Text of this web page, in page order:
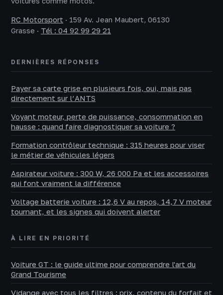
RC Motorsport · 159 Av. Jean Maubert, 06130
Grasse · Tél : 04 92 99 29 21
DERNIÈRES RÉPONSES
Payer sa carte grise en plusieurs fois, oui, mais pas
directement sur l’ANTS
Voyant moteur, perte de puissance, consommation en
hausse : quand faire diagnostiquer sa voiture ?
Formation contrôleur technique : 315 heures pour viser
le métier de véhicules légers
Aspirateur voiture : 300 W, 26 000 Pa et les accessoires
qui font vraiment la différence
Voltage batterie voiture : 12,6 V au repos, 14,7 V moteur
tournant, et les signes qui doivent alerter
À LIRE EN PRIORITÉ
Voiture GT : le guide ultime pour comprendre l'art du
Grand Tourisme
Vidange avec tous les filtres : prix, contenu du forfait et